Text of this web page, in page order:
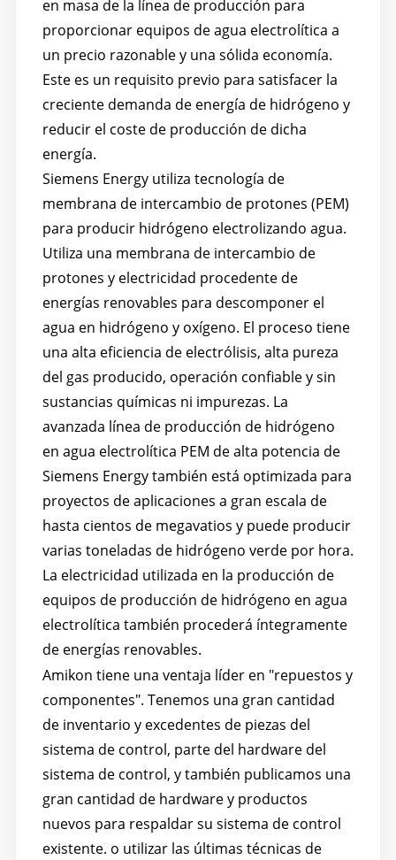
en masa de la línea de producción para
proporcionar equipos de agua electrolítica a
un precio razonable y una sólida economía.
Este es un requisito previo para satisfacer la
creciente demanda de energía de hidrógeno y
reducir el coste de producción de dicha
energía.
Siemens Energy utiliza tecnología de
membrana de intercambio de protones (PEM)
para producir hidrógeno electrolizando agua.
Utiliza una membrana de intercambio de
protones y electricidad procedente de
energías renovables para descomponer el
agua en hidrógeno y oxígeno. El proceso tiene
una alta eficiencia de electrólisis, alta pureza
del gas producido, operación confiable y sin
sustancias químicas ni impurezas. La
avanzada línea de producción de hidrógeno
en agua electrolítica PEM de alta potencia de
Siemens Energy también está optimizada para
proyectos de aplicaciones a gran escala de
hasta cientos de megavatios y puede producir
varias toneladas de hidrógeno verde por hora.
La electricidad utilizada en la producción de
equipos de producción de hidrógeno en agua
electrolítica también procederá íntegramente
de energías renovables.
Amikon tiene una ventaja líder en "repuestos y
componentes". Tenemos una gran cantidad
de inventario y excedentes de piezas del
sistema de control, parte del hardware del
sistema de control, y también publicamos una
gran cantidad de hardware y productos
nuevos para respaldar su sistema de control
existente. o utilizar las últimas técnicas de